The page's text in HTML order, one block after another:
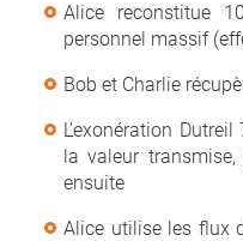
Alice reconstitue
personnel massif
Bob et Charlie
L’exonération
la valeur
ensuite
Alice utilise les flux